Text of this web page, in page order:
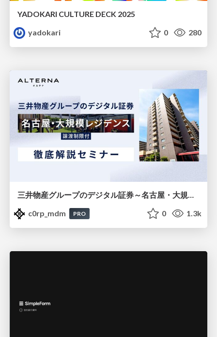
YADOKARI CULTURE DECK 2025
yadokari
0 280
c0rp_mdm
PRO 0 1.3k